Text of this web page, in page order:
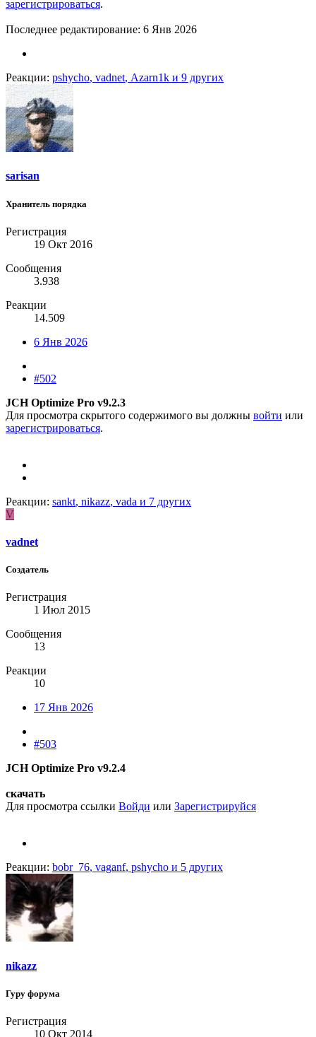
зарегистрироваться.
Последнее редактирование: 6 Янв 2026
Реакции: pshycho, vadnet, Azarn1k и 9 других
sarisan
Хранитель порядка
Регистрация
19 Окт 2016
Сообщения
3.938
Реакции
14.509
6 Янв 2026
#502
JCH Optimize Pro v9.2.3
Для просмотра скрытого содержимого вы должны войти или
зарегистрироваться.
Реакции: sankt, nikazz, vada и 7 других
V
vadnet
Создатель
Регистрация
1 Июл 2015
Сообщения
13
Реакции
10
17 Янв 2026
#503
JCH Optimize Pro v9.2.4
скачать
Для просмотра ссылки Войди или Зарегистрируйся
Реакции: bobr_76, vaganf, pshycho и 5 других
nikazz
Гуру форума
Регистрация
10 Окт 2014